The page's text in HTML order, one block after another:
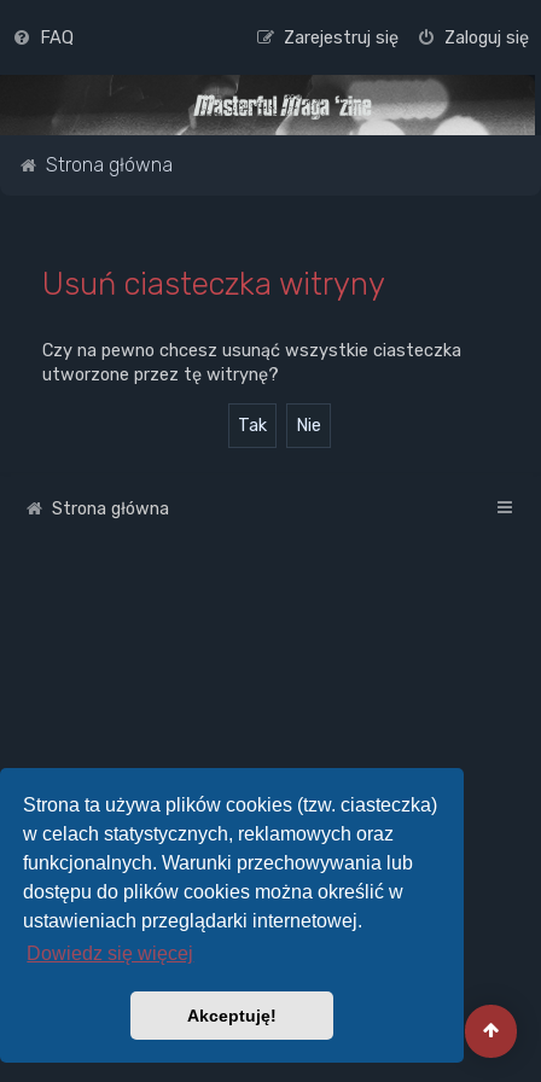
Strona ta używa plików cookies (tzw. ciasteczka)
w celach statystycznych, reklamowych oraz
funkcjonalnych. Warunki przechowywania lub
dostępu do plików cookies można określić w
ustawieniach przeglądarki internetowej.
Dowiedz się więcej
Akceptuję!
FAQ Zaloguj się
Zarejestruj się
Strona główna
Usuń ciasteczka witryny
Czy na pewno chcesz usunąć wszystkie ciasteczka
utworzone przez tę witrynę?
Strona główna